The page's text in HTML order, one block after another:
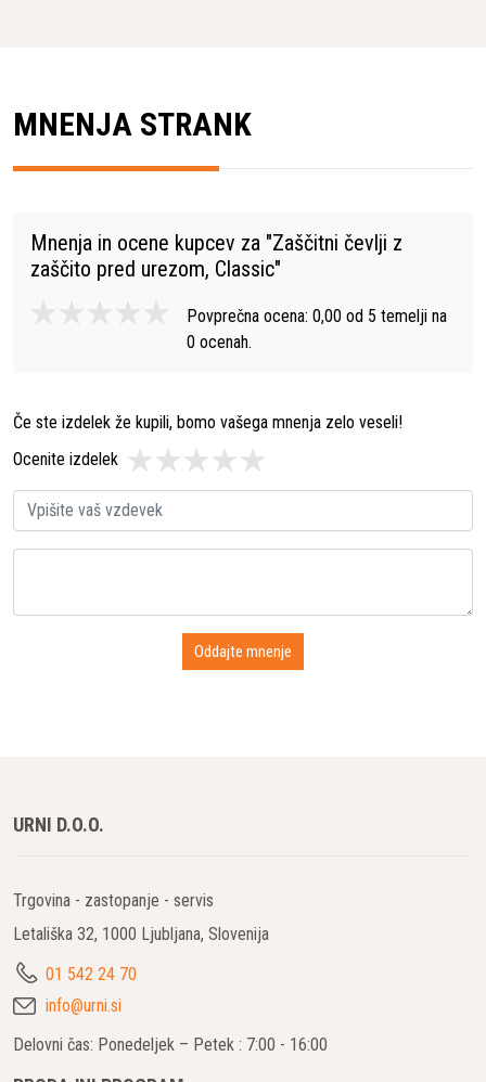
MNENJA STRANK
Mnenja in ocene kupcev za "Zaščitni čevlji z
zaščito pred urezom, Classic"
Povprečna ocena: 0,00 od 5 temelji na
0 ocenah.
Če ste izdelek že kupili, bomo vašega mnenja zelo veseli!
Ocenite izdelek
URNI D.O.O.
Trgovina - zastopanje - servis
Letališka 32, 1000 Ljubljana, Slovenija
01 542 24 70
info@urni.si
Delovni čas: Ponedeljek – Petek : 7:00 - 16:00